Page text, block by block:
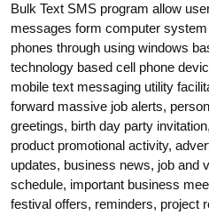
Bulk Text SMS program allow
messages form computer
phones through using windows
technology based cell phone
mobile text messaging utility
forward massive job alerts,
greetings, birth day party
product promotional activity,
updates, business news, job and
schedule, important business
festival offers, reminders, project